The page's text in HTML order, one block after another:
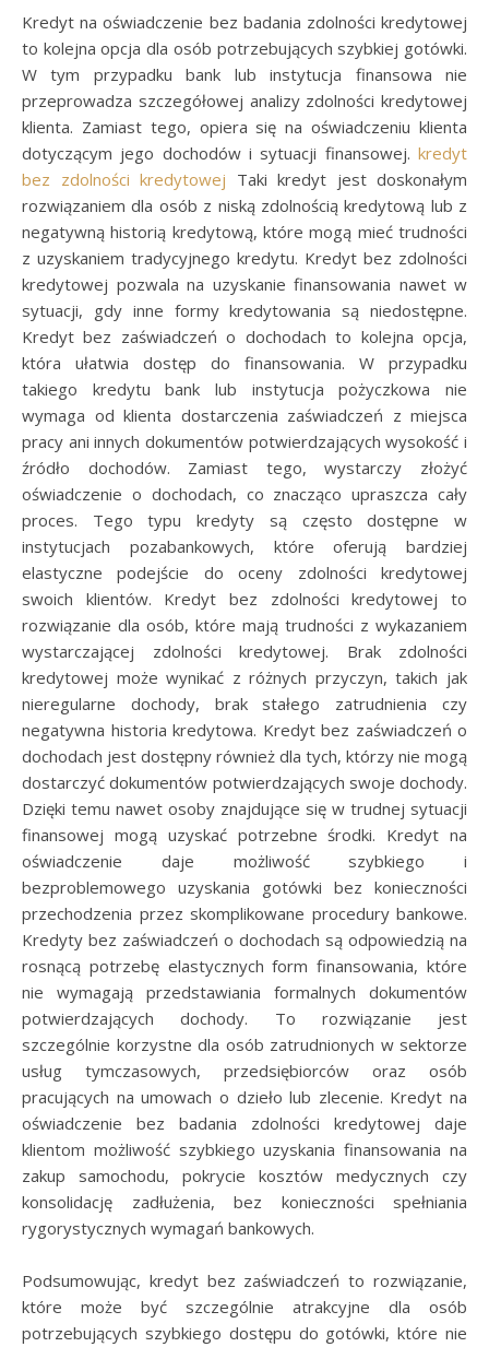
Kredyt na oświadczenie bez badania zdolności kredytowej
to kolejna opcja dla osób potrzebujących szybkiej gotówki.
W tym przypadku bank lub instytucja finansowa nie
przeprowadza szczegółowej analizy zdolności kredytowej
klienta. Zamiast tego, opiera się na oświadczeniu klienta
dotyczącym jego dochodów i sytuacji finansowej. kredyt
bez zdolności kredytowej Taki kredyt jest doskonałym
rozwiązaniem dla osób z niską zdolnością kredytową lub z
negatywną historią kredytową, które mogą mieć trudności
z uzyskaniem tradycyjnego kredytu. Kredyt bez zdolności
kredytowej pozwala na uzyskanie finansowania nawet w
sytuacji, gdy inne formy kredytowania są niedostępne.
Kredyt bez zaświadczeń o dochodach to kolejna opcja,
która ułatwia dostęp do finansowania. W przypadku
takiego kredytu bank lub instytucja pożyczkowa nie
wymaga od klienta dostarczenia zaświadczeń z miejsca
pracy ani innych dokumentów potwierdzających wysokość i
źródło dochodów. Zamiast tego, wystarczy złożyć
oświadczenie o dochodach, co znacząco upraszcza cały
proces. Tego typu kredyty są często dostępne w
instytucjach pozabankowych, które oferują bardziej
elastyczne podejście do oceny zdolności kredytowej
swoich klientów. Kredyt bez zdolności kredytowej to
rozwiązanie dla osób, które mają trudności z wykazaniem
wystarczającej zdolności kredytowej. Brak zdolności
kredytowej może wynikać z różnych przyczyn, takich jak
nieregularne dochody, brak stałego zatrudnienia czy
negatywna historia kredytowa. Kredyt bez zaświadczeń o
dochodach jest dostępny również dla tych, którzy nie mogą
dostarczyć dokumentów potwierdzających swoje dochody.
Dzięki temu nawet osoby znajdujące się w trudnej sytuacji
finansowej mogą uzyskać potrzebne środki. Kredyt na
oświadczenie daje możliwość szybkiego i
bezproblemowego uzyskania gotówki bez konieczności
przechodzenia przez skomplikowane procedury bankowe.
Kredyty bez zaświadczeń o dochodach są odpowiedzią na
rosnącą potrzebę elastycznych form finansowania, które
nie wymagają przedstawiania formalnych dokumentów
potwierdzających dochody. To rozwiązanie jest
szczególnie korzystne dla osób zatrudnionych w sektorze
usług tymczasowych, przedsiębiorców oraz osób
pracujących na umowach o dzieło lub zlecenie. Kredyt na
oświadczenie bez badania zdolności kredytowej daje
klientom możliwość szybkiego uzyskania finansowania na
zakup samochodu, pokrycie kosztów medycznych czy
konsolidację zadłużenia, bez konieczności spełniania
rygorystycznych wymagań bankowych.
Podsumowując, kredyt bez zaświadczeń to rozwiązanie,
które może być szczególnie atrakcyjne dla osób
potrzebujących szybkiego dostępu do gotówki, które nie